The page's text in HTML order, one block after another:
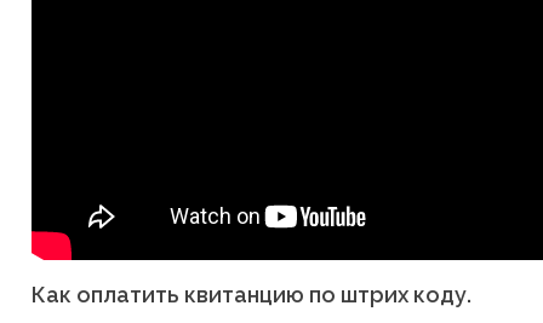
Как оплатить квитанцию по штрих коду.